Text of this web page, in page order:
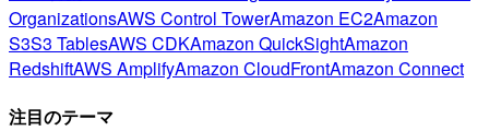
OrganizationsAWS Control TowerAmazon EC2Amazon
S3S3 TablesAWS CDKAmazon QuickSightAmazon
RedshiftAWS AmplifyAmazon CloudFrontAmazon Connect
注目のテーマ